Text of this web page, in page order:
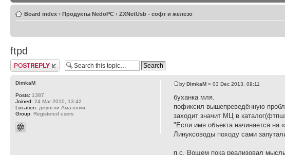
Board index ‹ Продукты NedoPC ‹ ZXNetUsb - софт и железо
ftpd
Post a reply
byDimkaM » 03 Dec 2013, 09:11
буханка мля.
пофиксил вышепреведённую
заходит значит МЦ в
"Если имя объекта начинается
Линуксоводы походу сами
п.с. Вощем пока реализовал
DimkaM
Posts: 1387
Joined: 24 Mar 2010, 13:42
Location: джунгли Амазонки
Group: Registered users